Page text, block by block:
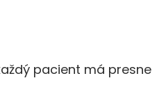
pacient má presne